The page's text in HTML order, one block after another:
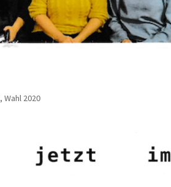
,Wahl 2020